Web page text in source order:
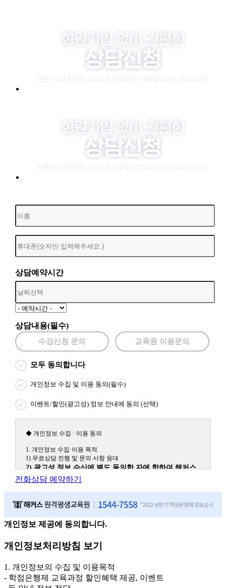
상담예약시간
상담내용(필수)
수강신청 문의 교육원 이용문의
모두 동의합니다
개인정보 수집 및 이용 동의(필수)
이벤트/할인(광고성) 정보 안내에 동의 (선택)
◆ 개인정보 수집 · 이용 동의
1. 개인정보 수집·이용 목적
1) 무료상담 진행 및 문의 사항 응대
2) 광고성 정보 수신에 별도 동의한 자에 한하여 해커스
원격평생교육원을 비롯한 해커스 교육그룹의 새로운 서
(해커스교육그룹: 해커스인강, 해커스프랩, 해커스톡, 해커스중국
원, 해커스경찰, 해커스소방, 해커스공인중개사, 해커스주택관리
2. 개인정보 수집·이용 항목: 이름, 휴대폰번호
3. 개인정보 보유/이용 기간: 법령상 정하는 경우를 제외
하고는 회원탈퇴 시까지 이용 및 보관합니다. 단, 비회원
이거나 상담 시로부터 3년 이내 탈퇴하는 자의 경우, 소
전화상담 예약하기
개인정보 제공에 동의합니다.
개인정보처리방침 보기
1. 개인정보의 수집 및 이용목적
- 학점은행제 교육과정 할인혜택 제공, 이벤트